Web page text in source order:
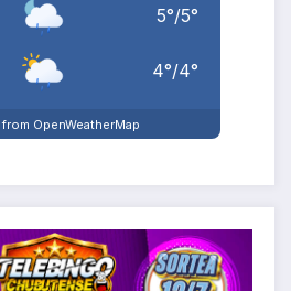
5°/5°
4°/4°
OpenWeatherMap